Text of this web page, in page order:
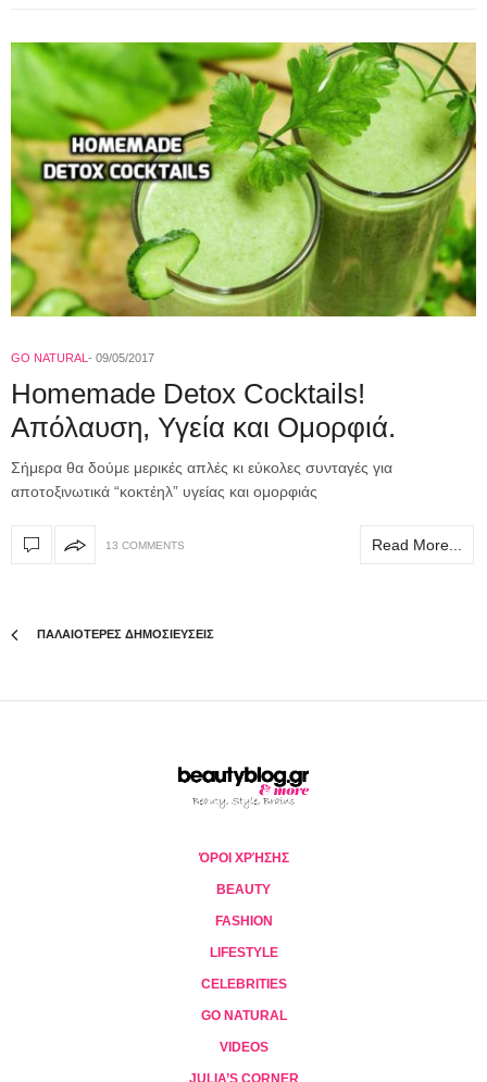
GO NATURAL 09/05/2017
Homemade Detox Cocktails!
Aπόλαυση, Υγεία και Ομορφιά.
Σήμερα θα δούμε μερικές απλές κι εύκολες συνταγές για
αποτοξινωτικά “κοκτέηλ” υγείας και ομορφιάς
13 COMMENTS Read More...
ΠΑΛΑΙΟΤΕΡΕΣ ΔΗΜΟΣΙΕΥΣΕΙΣ
ΌΡΟΙ ΧΡΉΣΗΣ
BEAUTY
FASHION
LIFESTYLE
CELEBRITIES
GO NATURAL
VIDEOS
JULIA’S CORNER